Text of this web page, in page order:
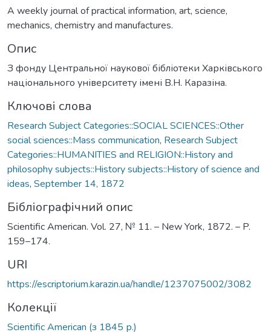
A weekly journal of practical information, art, science,
mechanics, chemistry and manufactures.
Опис
З фонду Центральної наукової бібліотеки Харківського
національного університету імені В.Н. Каразіна.
Ключові слова
Research Subject Categories::SOCIAL SCIENCES::Other
social sciences::Mass communication, Research Subject
Categories::HUMANITIES and RELIGION::History and
philosophy subjects::History subjects::History of science and
ideas, September 14, 1872
Бібліографічний опис
Scientific American. Vol. 27, № 11. – New York, 1872. – P.
159–174.
URI
https://escriptorium.karazin.ua/handle/1237075002/3082
Колекції
Scientific American (з 1845 р.)